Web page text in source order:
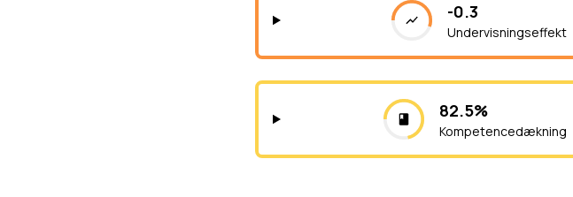
-0.3
Undervisningseffekt
82.5%
Kompetencedækning